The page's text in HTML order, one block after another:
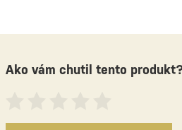
Ako vám chutil tento